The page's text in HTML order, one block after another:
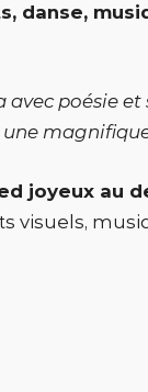
danse,
poésie
joyeux au
visuels,